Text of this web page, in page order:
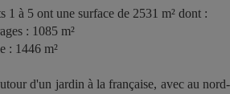
1 à 5 ont une surface de 2531 m² dont :
: 1085 m²
: 1446 m²
d'un jardin à la française, avec au